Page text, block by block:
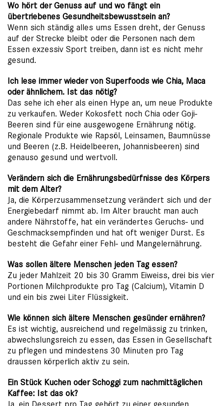
Wo hört der Genuss auf und wo fängt ein
übertriebenes Gesundheitsbewusstsein an?
Wenn sich ständig alles ums Essen dreht, der Genuss
auf der Strecke bleibt oder die Personen nach dem
Essen exzessiv Sport treiben, dann ist es nicht mehr
gesund.
Ich lese immer wieder von Superfoods wie Chia, Maca
oder ähnlichem. Ist das nötig?
Das sehe ich eher als einen Hype an, um neue Produkte
zu verkaufen. Weder Kokosfett noch Chia oder Goji-
Beeren sind für eine ausgewogene Ernährung nötig.
Regionale Produkte wie Rapsöl, Leinsamen, Baumnüsse
und Beeren (z.B. Heidelbeeren, Johannisbeeren) sind
genauso gesund und wertvoll.
Verändern sich die Ernährungsbedürfnisse des Körpers
mit dem Alter?
Ja, die Körperzusammensetzung verändert sich und der
Energiebedarf nimmt ab. Im Alter braucht man auch
andere Nährstoffe, hat ein verändertes Geruchs- und
Geschmacksempfinden und hat oft weniger Durst. Es
besteht die Gefahr einer Fehl- und Mangelernährung.
Was sollen ältere Menschen jeden Tag essen?
Zu jeder Mahlzeit 20 bis 30 Gramm Eiweiss, drei bis vier
Portionen Milchprodukte pro Tag (Calcium), Vitamin D
und ein bis zwei Liter Flüssigkeit.
Wie können sich ältere Menschen gesünder ernähren?
Es ist wichtig, ausreichend und regelmässig zu trinken,
abwechslungsreich zu essen, das Essen in Gesellschaft
zu pflegen und mindestens 30 Minuten pro Tag
draussen körperlich aktiv zu sein.
Ein Stück Kuchen oder Schoggi zum nachmittäglichen
Kaffee: Ist das ok?